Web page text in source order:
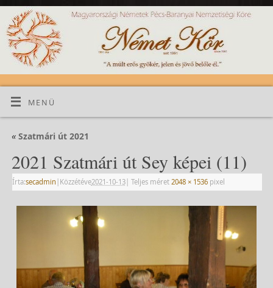
MENÜ
«Szatmári út 2021
2021 Szatmári út Sey képei (11)
Írta:secadmin | Közzétéve2021-10-13| Teljes méret 2048 × 1536pixel